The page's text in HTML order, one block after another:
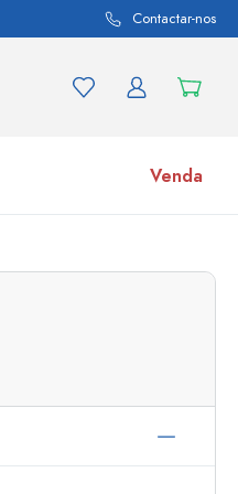
Contactar-nos
Venda